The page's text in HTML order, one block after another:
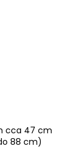
cca 47 cm
88 cm)